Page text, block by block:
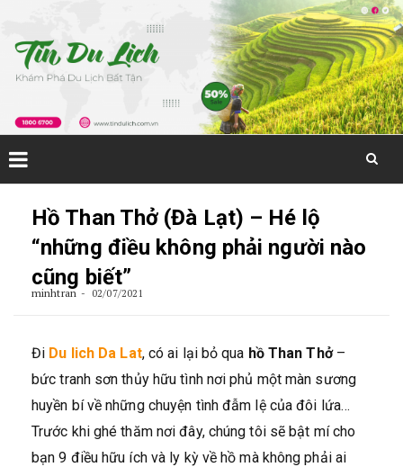
Hồ Than Thở (Đà Lạt) – Hé lộ
“những điều không phải người nào
cũng biết”
minhtran 02/07/2021
Đi Du lich Da Lat, có ai lại bỏ qua hồ Than Thở–
bức tranh sơn thủy hữu tình nơi phủ một màn sương
huyền bí về những chuyện tình đẫm lệ của đôi lứa…
Trước khi ghé thăm nơi đây, chúng tôi sẽ bật mí cho
bạn 9 điều hữu ích và ly kỳ về hồ mà không phải ai